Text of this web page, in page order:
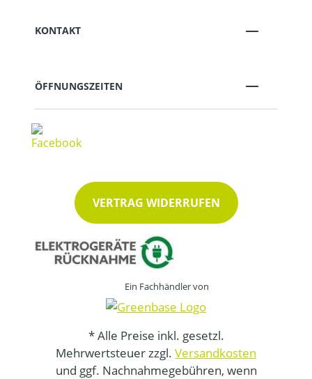
KONTAKT
ÖFFNUNGSZEITEN
VERTRAG WIDERRUFEN
Ein Fachhändler von
* Alle Preise inkl. gesetzl.
Mehrwertsteuer zzgl. Versandkosten
und ggf. Nachnahmegebühren, wenn